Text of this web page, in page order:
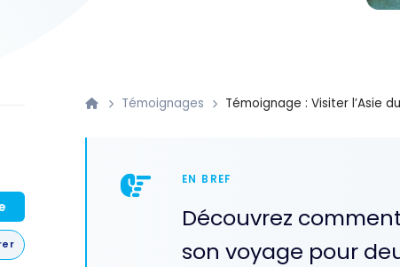
Témoignages Témoignage : Visiter l’Asie
EN BREF
Découvrez
son voyage pour